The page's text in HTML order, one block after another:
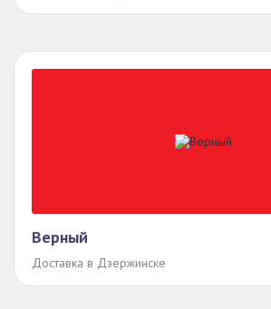
Верный
Доставка в Дзержинске